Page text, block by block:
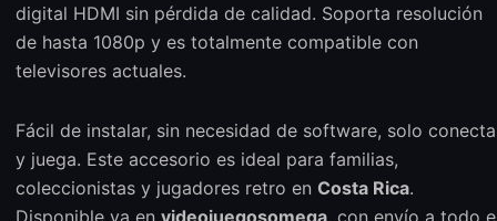
digital HDMI sin pérdida de calidad. Soporta resolución
de hasta 1080p y es totalmente compatible con
televisores actuales.
Fácil de instalar, sin necesidad de software, solo conecta
y juega. Este accesorio es ideal para familias,
coleccionistas y jugadores retro en Costa Rica.
Disponible ya en videojuegosomega, con envío a todo